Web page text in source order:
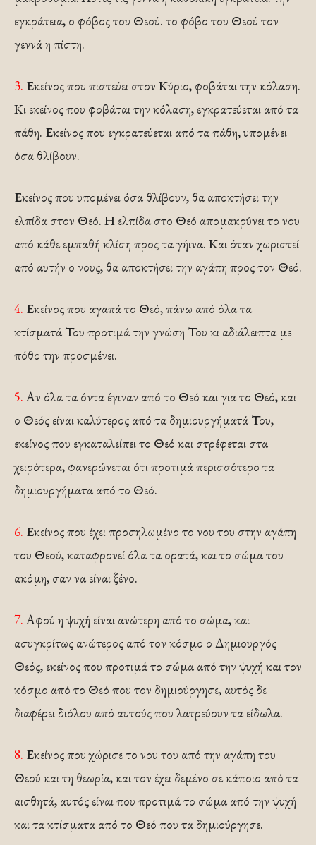
εγκράτεια, ο φόβος του Θεού. το φόβο του Θεού τον
γεννά η πίστη.
3. Εκείνος που πιστεύει στον Κύριο, φοβάται την κόλαση.
Κι εκείνος που φοβάται την κόλαση, εγκρατεύεται από τα
πάθη. Εκείνος που εγκρατεύεται από τα πάθη, υπομένει
όσα θλίβουν.
Εκείνος που υπομένει όσα θλίβουν, θα αποκτήσει την
ελπίδα στον Θεό. Η ελπίδα στο Θεό απομακρύνει το νου
από κάθε εμπαθή κλίση προς τα γήινα. Και όταν χωριστεί
από αυτήν ο νους, θα αποκτήσει την αγάπη προς τον Θεό.
4. Εκείνος που αγαπά το Θεό, πάνω από όλα τα
κτίσματά Του προτιμά την γνώση Του κι αδιάλειπτα με
πόθο την προσμένει.
5.Αν όλα τα όντα έγιναν από το Θεό και για το Θεό, και
ο Θεός είναι καλύτερος από τα δημιουργήματά Του,
εκείνος που εγκαταλείπει το Θεό και στρέφεται στα
χειρότερα, φανερώνεται ότι προτιμά περισσότερο τα
δημιουργήματα από το Θεό.
6. Εκείνος που έχει προσηλωμένο το νου του στην αγάπη
του Θεού, καταφρονεί όλα τα ορατά, και το σώμα του
ακόμη, σαν να είναι ξένο.
7.Αφού η ψυχή είναι ανώτερη από το σώμα, και
ασυγκρίτως ανώτερος από τον κόσμο ο Δημιουργός
Θεός, εκείνος που προτιμά το σώμα από την ψυχή και τον
κόσμο από το Θεό που τον δημιούργησε, αυτός δε
διαφέρει διόλου από αυτούς που λατρεύουν τα είδωλα.
8. Εκείνος που χώρισε το νου του από την αγάπη του
Θεού και τη θεωρία, και τον έχει δεμένο σε κάποιο από τα
αισθητά, αυτός είναι που προτιμά το σώμα από την ψυχή
και τα κτίσματα από το Θεό που τα δημιούργησε.